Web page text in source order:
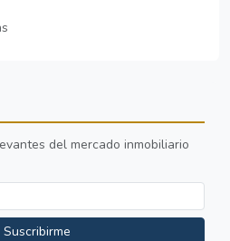
del mercado inmobiliario
Suscribirme